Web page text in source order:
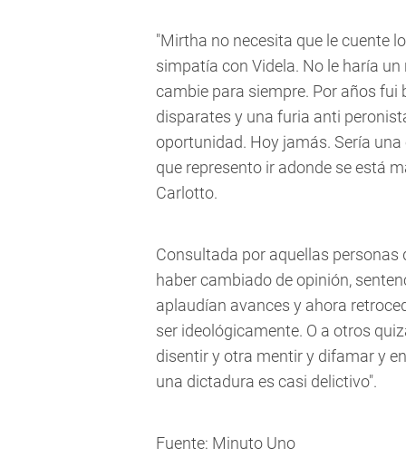
"Mirtha no necesita que le cuente
simpatía con Videla. No le haría
cambie para siempre. Por años fui
disparates y una furia anti
oportunidad. Hoy jamás. Sería
que represento ir adonde se está
Carlotto.
Consultada por aquellas
haber cambiado de opinión,
aplaudían avances y ahora
ser ideológicamente. O a otros
disentir y otra mentir y difamar y
una dictadura es casi delictivo".
Fuente: Minuto Uno